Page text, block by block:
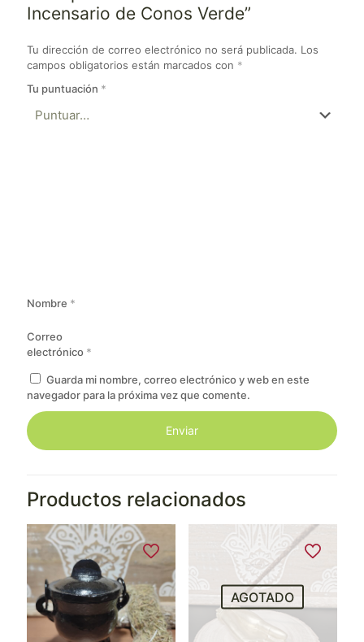
Incensario de Conos Verde”
Tu dirección de correo electrónico no será publicada. Los
campos obligatorios están marcados con *
Tu puntuación *
Nombre *
Correo
electrónico *
Guarda mi nombre, correo electrónico y web en este
navegador para la próxima vez que comente.
Productos relacionados
AGOTADO